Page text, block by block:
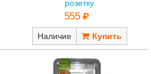
розетку
555
Наличие